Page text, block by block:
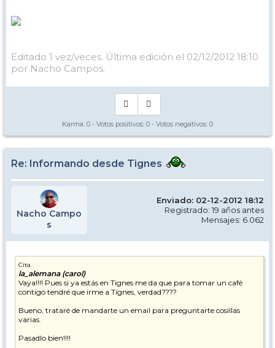
Editado 1 vez/veces. Última edición el 02/12/2012 18:10
por Nacho Campos.
Karma: 0 - Votos positivos: 0 - Votos negativos: 0
Re: Informando desde Tignes
Nacho Campo
s
Enviado: 02-12-2012 18:12
Registrado: 19 años antes
Mensajes: 6.062
Cita
la_alemana (carol)
Vaya!!!! Pues si ya estás en Tignes me da que para tomar un café
contigo tendré que irme a Tignes, verdad????
Bueno, trataré de mandarte un email para preguntarte cosillas
varias.
Pasadlo bien!!!!